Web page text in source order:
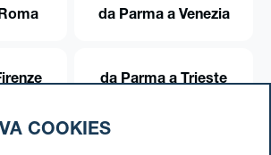
da Parma a Venezia
da Parma a Trieste
COOKIES